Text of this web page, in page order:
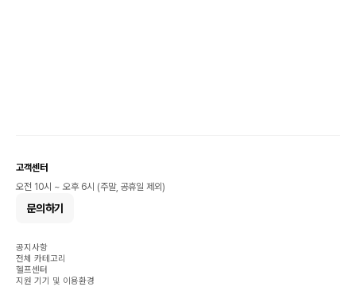
고객센터
오전 10시 ~ 오후 6시 (주말, 공휴일 제외)
문의하기
공지사항
전체 카테고리
헬프센터
지원 기기 및 이용환경